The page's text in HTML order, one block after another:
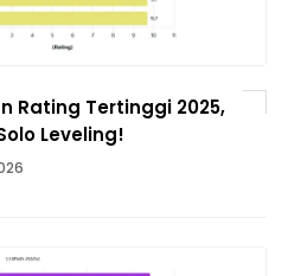
Rating Tertinggi 2025,
Leveling!